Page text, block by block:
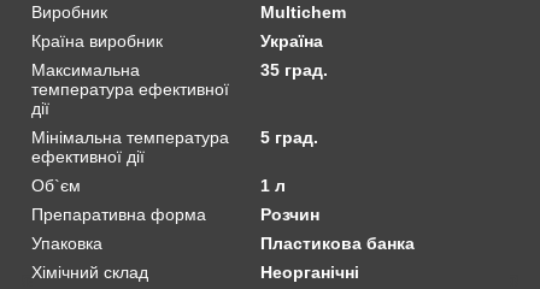
Виробник
Multichem
Країна виробник
Україна
Максимальна
температура ефективної
дії
35 град.
Мінімальна температура
ефективної дії
5 град.
Об`єм
1 л
Препаративна форма
Розчин
Упаковка
Пластикова банка
Хімічний склад
Неорганічні